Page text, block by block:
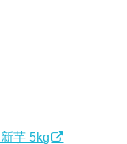
芋 5kg